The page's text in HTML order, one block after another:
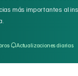
más importantes al
· Actualizaciones diarias